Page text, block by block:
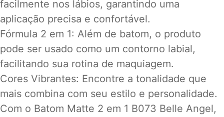
facilmente nos lábios, garantindo uma
aplicação precisa e confortável.
Fórmula 2 em 1: Além de batom, o produto
pode ser usado como um contorno labial,
facilitando sua rotina de maquiagem.
Cores Vibrantes: Encontre a tonalidade que
mais combina com seu estilo e personalidade.
Com o Batom Matte 2 em 1 B073 Belle Angel,